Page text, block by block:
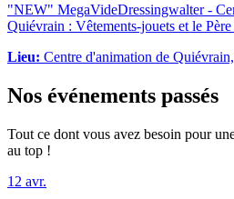
"NEW" MegaVideDressingwalter -
Quiévrain : Vêtements-jouets et le
Lieu: Centre d'animation de
Nos événements passés
Tout ce dont vous avez besoin pour
au top !
12 avr.